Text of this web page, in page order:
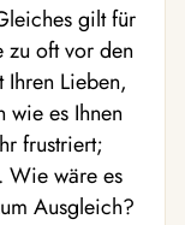
gilt für
zu oft vor den
Lieben,
wie es Ihnen
frustriert;
Wie wäre es
Ausgleich?